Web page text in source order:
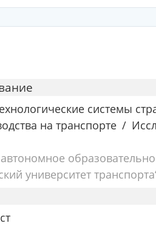
системы
на транспорте
университет